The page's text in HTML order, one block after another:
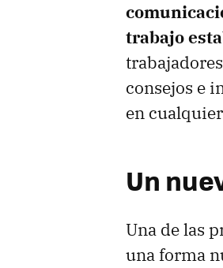
trabajo
consejos e
en
Un
Una de las
una forma